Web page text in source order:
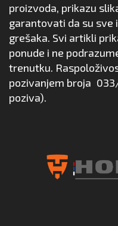
proizvoda, prikazu
garantovati da su sve
grešaka. Svi artikli
ponude i ne
trenutku.
pozivanjem broja
poziva).